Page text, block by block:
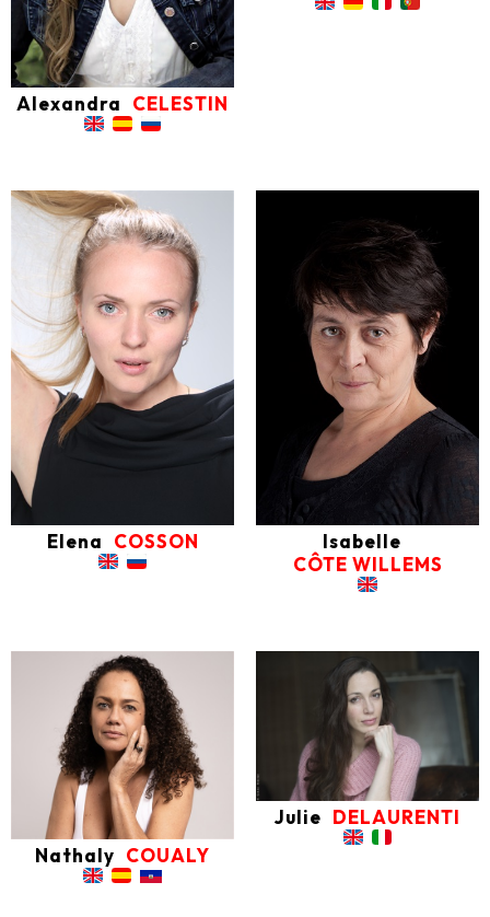
Alexandra CELESTIN
Elena COSSON
Isabelle
CÔTE WILLEMS
Nathaly COUALY
Julie DELAURENTI